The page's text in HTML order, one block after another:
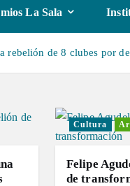
La Sala
rebelión de 8 clubes por
Cultura
Felipe
de